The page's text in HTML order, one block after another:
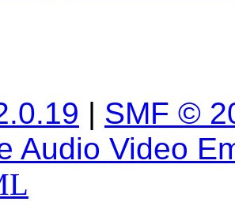
| SMF ©
Audio Video